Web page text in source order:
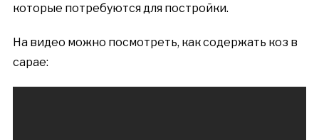
которые потребуются для постройки.
На видео можно посмотреть, как содержать коз в
сарае: